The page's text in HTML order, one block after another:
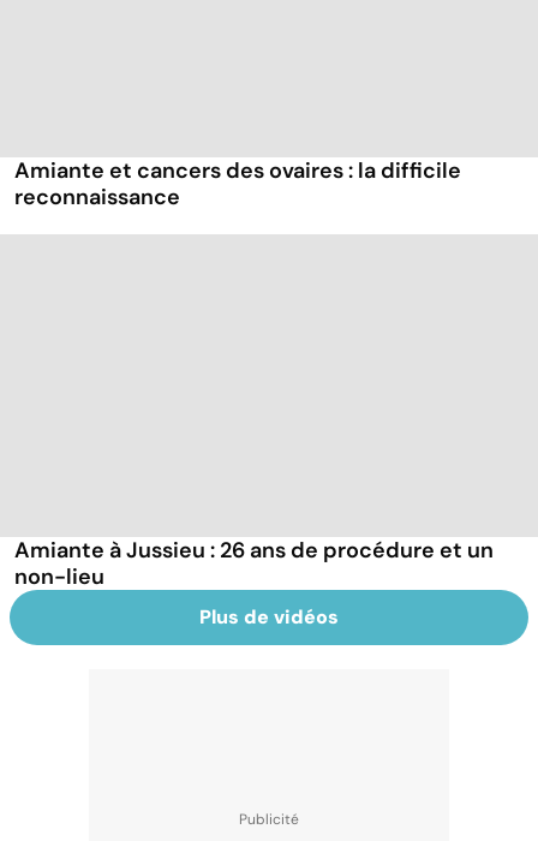
Amiante et cancers des ovaires : la difficile
reconnaissance
Amiante à Jussieu : 26 ans de procédure et un
non-lieu
Plus de vidéos